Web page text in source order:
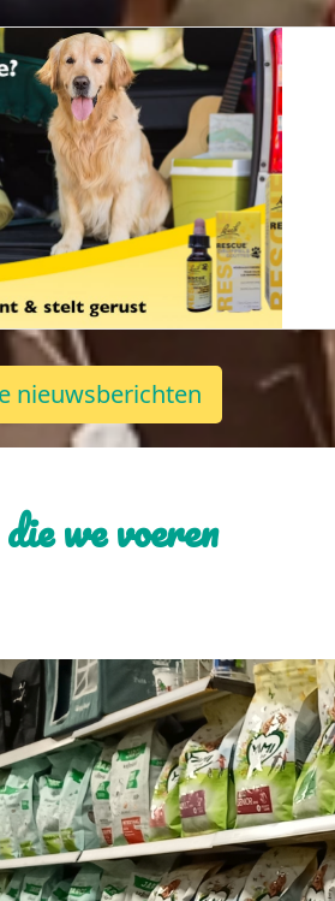
nieuwsberichten
we voeren